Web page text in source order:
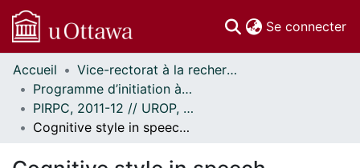
Se connecter
Communautés
et collections
Parcourir
Statistiques
À propos
Accueil
Vice-rectorat à la recherche // Office of the V-P, Research
Programme d’initiation à la recherche au premier cycle (PIRPC) // Undergraduate Research Opportunity Program (UROP)
PIRPC, 2011-12 // UROP, 2011-12
Cognitive style in speech accommodation